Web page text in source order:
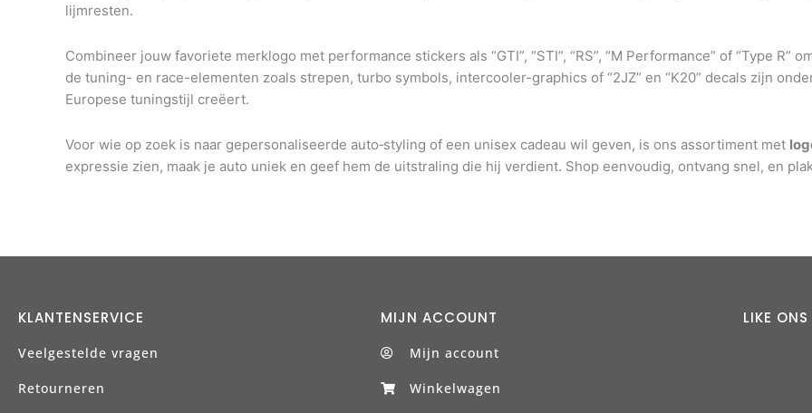
lijmresten.
Combineer jouw favoriete merklogo met performance stickers als “GTI”, “STI”, “RS”, “M Performance” of “Type
de tuning- en race-elementen zoals strepen, turbo symbols, intercooler-graphics of “2JZ” en “K20” decals zijn
Europese tuningstijl creëert.
Voor wie op zoek is naar gepersonaliseerde auto‑styling of een unisex cadeau wil geven, is ons assortiment met
expressie zien, maak je auto uniek en geef hem de uitstraling die hij verdient. Shop eenvoudig, ontvang snel, en
KLANTENSERVICE
Veelgestelde vragen
Retourneren
MIJN ACCOUNT
Mijn account
Winkelwagen
LIKE